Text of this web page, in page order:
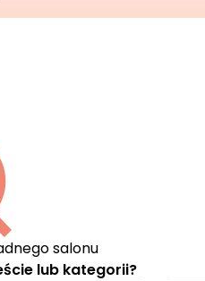
salonu
lub kategorii?